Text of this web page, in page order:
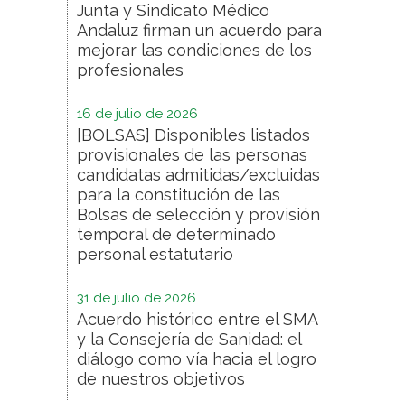
Junta y Sindicato Médico
Andaluz firman un acuerdo para
mejorar las condiciones de los
profesionales
16 de julio de 2026
[BOLSAS] Disponibles listados
provisionales de las personas
candidatas admitidas/excluidas
para la constitución de las
Bolsas de selección y provisión
temporal de determinado
personal estatutario
31 de julio de 2026
Acuerdo histórico entre el SMA
y la Consejería de Sanidad: el
diálogo como vía hacia el logro
de nuestros objetivos